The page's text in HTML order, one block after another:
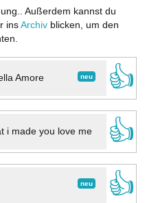
Außerdem kannst du
ins Archiv blicken, um den
neu
Amore
👍
i made you love me
👍
neu
👍